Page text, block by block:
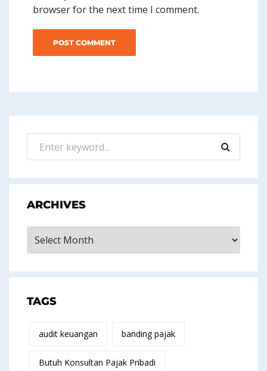
browser for the next time I comment.
ARCHIVES
TAGS
audit keuangan banding pajak
Butuh Konsultan Pajak Pribadi